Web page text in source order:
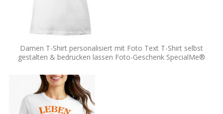
Damen T-Shirt personalisiert mit Foto Text T-Shirt selbst
gestalten & bedrucken lassen Foto-Geschenk SpecialMe®